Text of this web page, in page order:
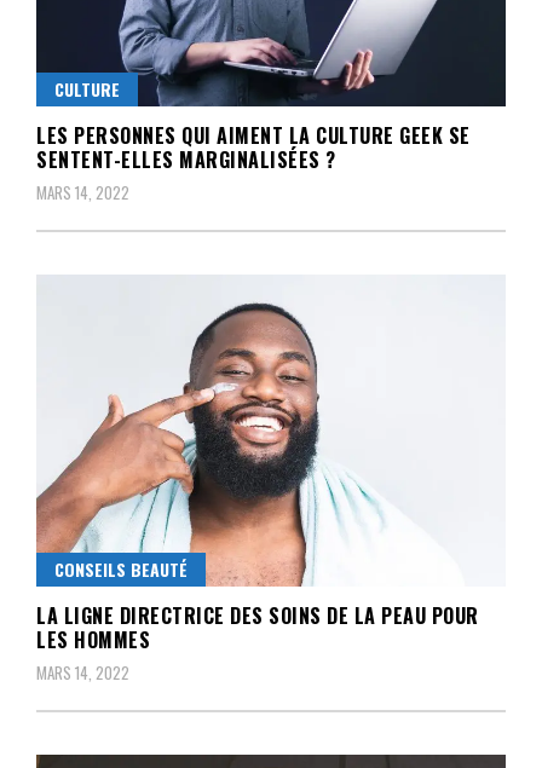
CULTURE
LES PERSONNES QUI AIMENT LA CULTURE GEEK SE
SENTENT-ELLES MARGINALISÉES ?
MARS 14, 2022
CONSEILS BEAUTÉ
LA LIGNE DIRECTRICE DES SOINS DE LA PEAU POUR
LES HOMMES
MARS 14, 2022